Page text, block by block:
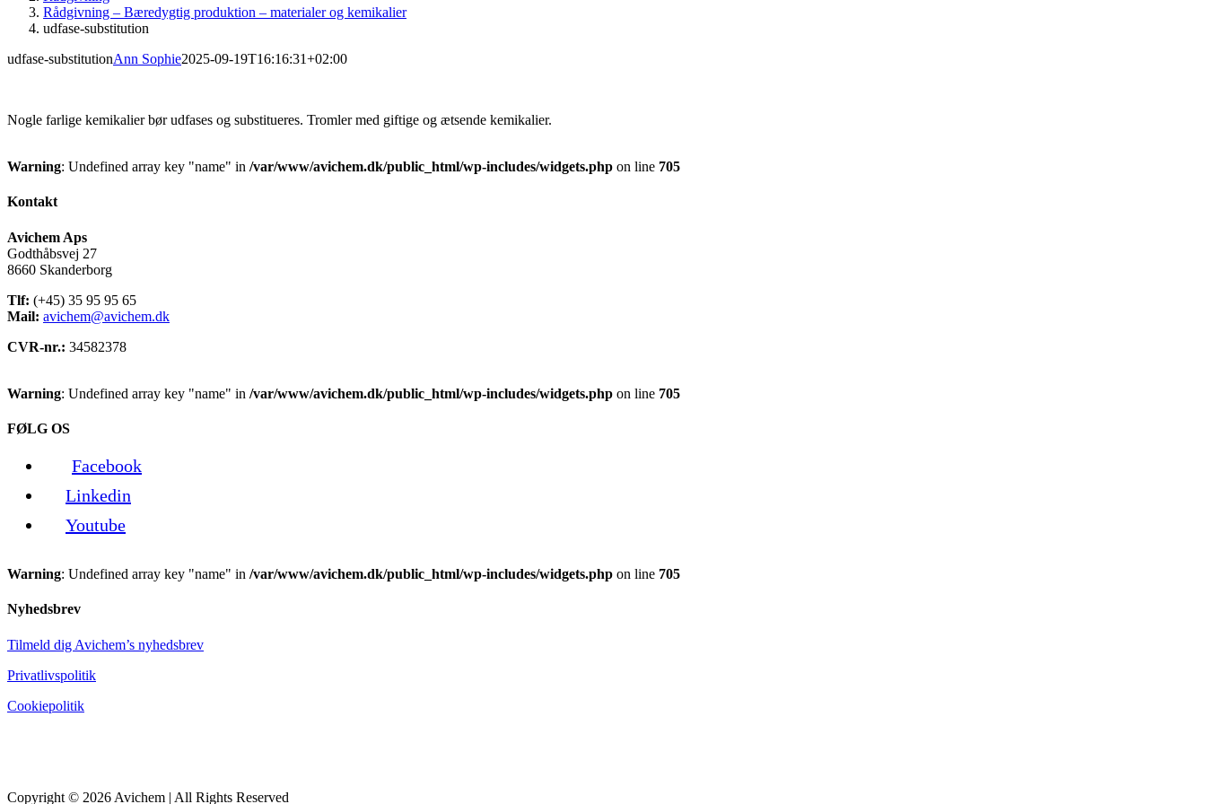
Rådgivning – Bæredygtig produktion – materialer og kemikalier
udfase-substitution
udfase-substitutionAnn Sophie2025-09-19T16:16:31+02:00
Nogle farlige kemikalier bør udfases og substitueres. Tromler med giftige og ætsende kemikalier.
Warning: Undefined array key "name" in /var/www/avichem.dk/public_html/wp-includes/widgets.php on line 705
Kontakt
Avichem Aps
Godthåbsvej 27
8660 Skanderborg
Tlf: (+45) 35 95 95 65
Mail: avichem@avichem.dk
CVR-nr.: 34582378
Warning: Undefined array key "name" in /var/www/avichem.dk/public_html/wp-includes/widgets.php on line 705
FØLG OS
Facebook
Linkedin
Youtube
Warning: Undefined array key "name" in /var/www/avichem.dk/public_html/wp-includes/widgets.php on line 705
Nyhedsbrev
Tilmeld dig Avichem’s nyhedsbrev
Privatlivspolitik
Cookiepolitik
Copyright © 2026 Avichem | All Rights Reserved